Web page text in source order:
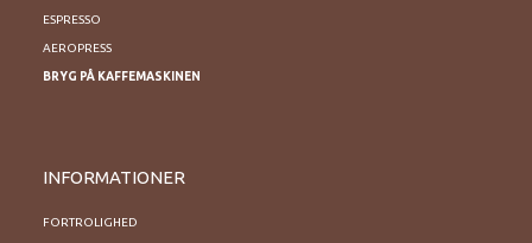
ESPRESSO
AEROPRESS
BRYG PÅ KAFFEMASKINEN
INFORMATIONER
FORTROLIGHED